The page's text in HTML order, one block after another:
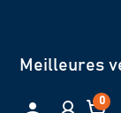
Meilleures
0